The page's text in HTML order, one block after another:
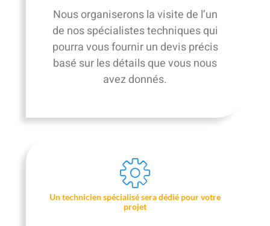
Nous organiserons la visite de l’un
de nos spécialistes techniques qui
pourra vous fournir un devis précis
basé sur les détails que vous nous
avez donnés.
Un technicien spécialisé sera dédié pour votre
projet